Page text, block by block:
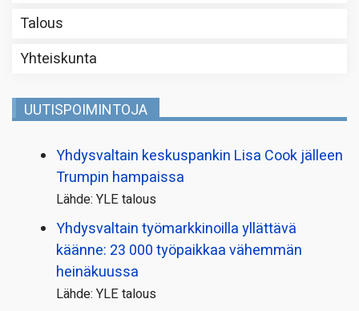
Talous
Yhteiskunta
UUTISPOIMINTOJA
Yhdysvaltain keskuspankin Lisa Cook jälleen
Trumpin hampaissa
Lähde: YLE talous
Yhdysvaltain työmarkkinoilla yllättävä
käänne: 23 000 työpaikkaa vähemmän
heinäkuussa
Lähde: YLE talous